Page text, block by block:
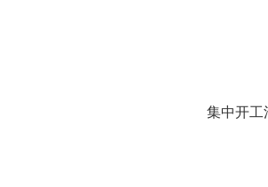
集中开工